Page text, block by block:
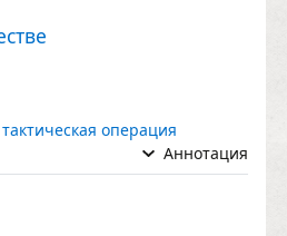
тактическая операция
Аннотация